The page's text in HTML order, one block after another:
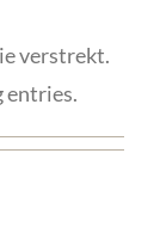
verstrekt.
entries.